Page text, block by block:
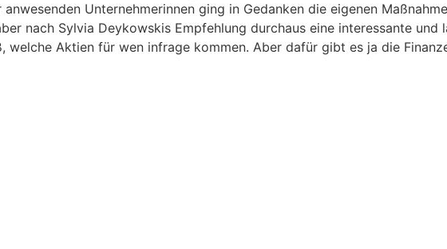
anwesenden Unternehmerinnen ging in Gedanken die eigenen
nach Sylvia Deykowskis Empfehlung durchaus eine interessante
welche Aktien für wen infrage kommen. Aber dafür gibt es ja die